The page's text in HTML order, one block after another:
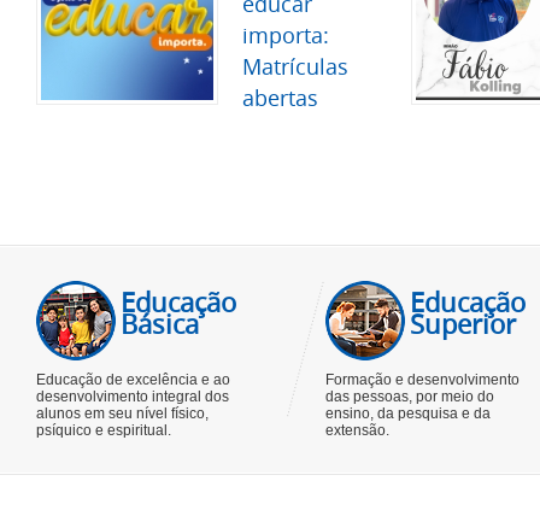
importa:
Matrículas
abertas
Educação
Básica
Educação de excelência e ao
desenvolvimento integral dos
alunos em seu nível físico,
psíquico e espiritual.
Educação
Superior
Formação e desenvolvimento
das pessoas, por meio do
ensino, da pesquisa e da
extensão.